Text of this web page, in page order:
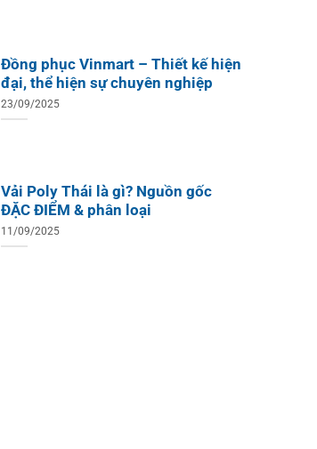
Đồng phục Vinmart – Thiết kế hiện
đại, thể hiện sự chuyên nghiệp
23/09/2025
Vải Poly Thái là gì? Nguồn gốc
ĐẶC ĐIỂM & phân loại
11/09/2025